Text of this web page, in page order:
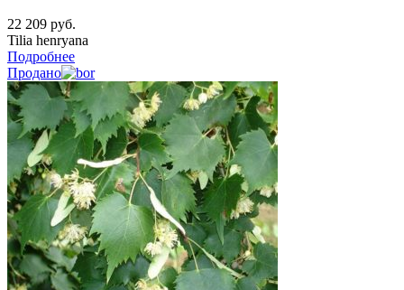
22 209 руб.
Tilia henryana
Подробнее
Продано